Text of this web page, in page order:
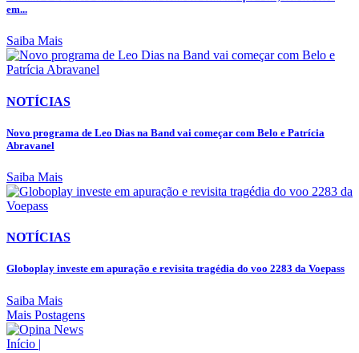
em...
Saiba Mais
NOTÍCIAS
Novo programa de Leo Dias na Band vai começar com Belo e Patrícia
Abravanel
Saiba Mais
NOTÍCIAS
Globoplay investe em apuração e revisita tragédia do voo 2283 da Voepass
Saiba Mais
Mais Postagens
Início |